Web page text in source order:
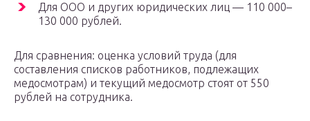
Для ООО и других юридических лиц — 110 000–
130 000 рублей.
Для сравнения: оценка условий труда (для
составления списков работников, подлежащих
медосмотрам) и текущий медосмотр стоят от 550
рублей на сотрудника.